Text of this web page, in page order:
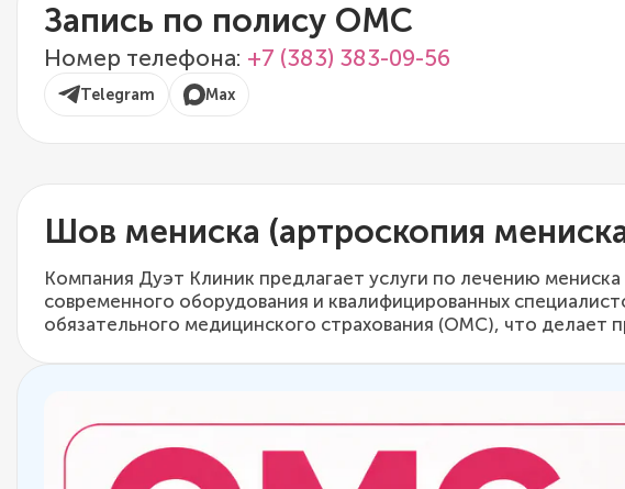
Запись по полису ОМС
Номер телефона: +7 (383) 383-09-56
Telegram Max
Шов мениска (артроскопия
Компания Дуэт Клиник предлагает услуги по лечению
современного оборудования и квалифицированных
обязательного медицинского страхования (ОМС), что